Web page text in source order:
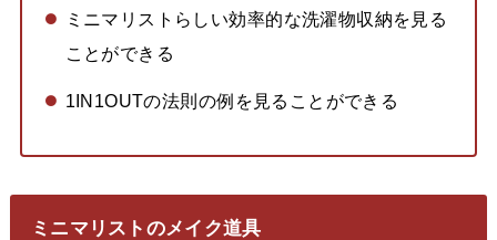
ミニマリストらしい効率的な洗濯物収納を見る
ことができる
1IN1OUTの法則の例を見ることができる
ミニマリストのメイク道具